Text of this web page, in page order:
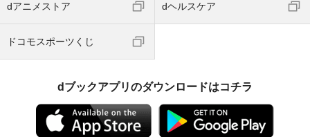
dアニメストア dヘルスケア
ドコモスポーツくじ
dブックアプリのダウンロードはコチラ